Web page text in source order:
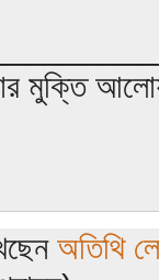
মুক্তি
অতিথি